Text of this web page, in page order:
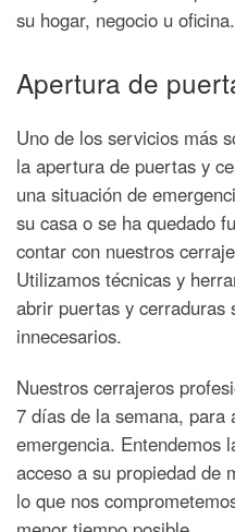
su hogar, negocio u oficina.
Apertura de
Uno de los servicios más
la apertura de puertas y
una situación de
su casa o se ha quedado
contar con nuestros
Utilizamos técnicas y
abrir puertas y cerraduras
innecesarios.
Nuestros cerrajeros
7 días de la semana, para
emergencia. Entendemos
acceso a su propiedad de
lo que nos